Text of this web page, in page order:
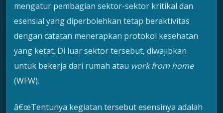
mengatur pembagian sektor-sektor kritikal dan
esensial yang diperbolehkan tetap beraktivitas
dengan catatan menerapkan protokol kesehatan
yang ketat. Di luar sektor tersebut, diwajibkan
untuk bekerja dari rumah atau work from home
(WFW).
â€œTentunya kegiatan tersebut esensinya adalah